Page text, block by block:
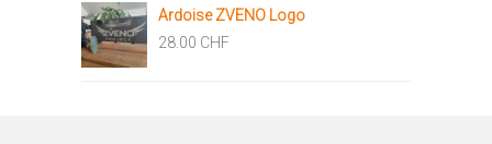
Ardoise ZVENO Logo
28.00 CHF